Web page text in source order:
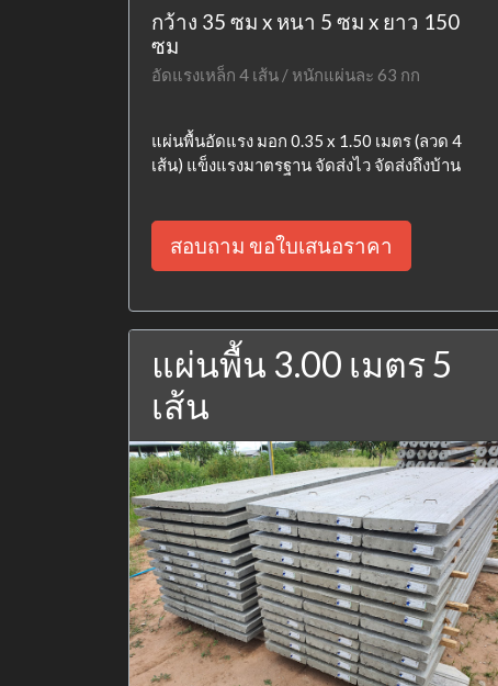
กว้าง 35 ซม x หนา 5 ซม x ยาว 150
ซม
อัดแรงเหล็ก 4 เส้น / หนักแผ่นละ 63 กก
แผ่นพื้นอัดแรง มอก 0.35 x 1.50 เมตร (ลวด 4
เส้น) แข็งแรงมาตรฐาน จัดส่งไว จัดส่งถึงบ้าน
สอบถาม ขอใบเสนอราคา
แผ่นพื้น 3.00 เมตร 5
เส้น